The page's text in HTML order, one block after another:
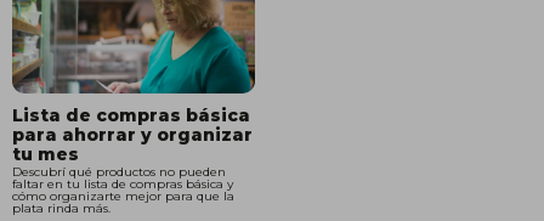
Lista de compras básica
para ahorrar y organizar
tu mes
Descubrí qué productos no pueden
faltar en tu lista de compras básica y
cómo organizarte mejor para que la
plata rinda más.